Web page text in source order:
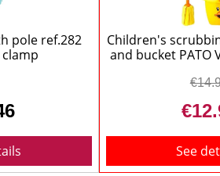
pole ref.282
Children's
and bucket PATO
See